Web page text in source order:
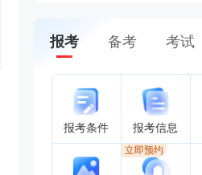
报考 备考 考试
报考条件 报考信息
立即预约